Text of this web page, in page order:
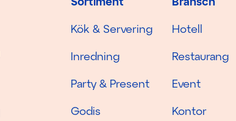
Kök & Servering
Inredning
Party & Present
Godis
Hotell
Restaurang
Event
Kontor